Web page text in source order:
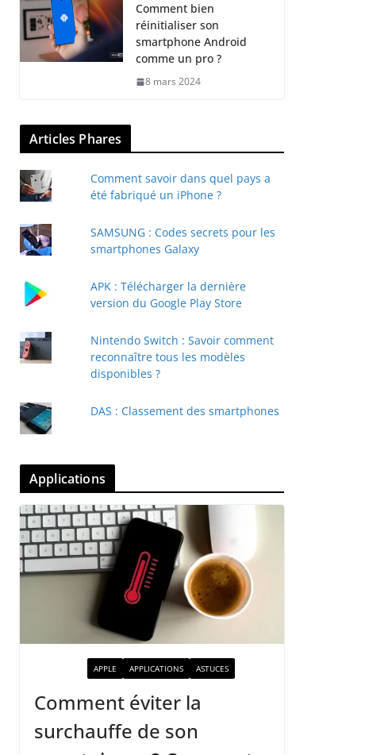
Comment bien
réinitialiser son
smartphone Android
comme un pro ?
8 mars 2024
Articles Phares
Comment savoir dans quel pays a
été fabriqué un iPhone ?
SAMSUNG : Codes secrets pour les
smartphones Galaxy
APK : Télécharger la dernière
version du Google Play Store
Nintendo Switch : Savoir comment
reconnaître tous les modèles
disponibles ?
DAS : Classement des smartphones
Applications
APPLE APPLICATIONS ASTUCES
Comment éviter la
surchauffe de son